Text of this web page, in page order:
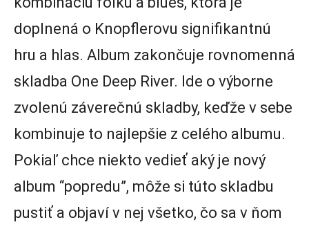
doplnená o Knopflerovu signifikantnú
hru a hlas. Album zakončuje rovnomenná
skladba One Deep River. Ide o výborne
zvolenú záverečnú skladby, keďže v sebe
kombinuje to najlepšie z celého albumu.
Pokiaľ chce niekto vedieť aký je nový
album “popredu”, môže si túto skladbu
pustiť a objaví v nej všetko, čo sa v ňom